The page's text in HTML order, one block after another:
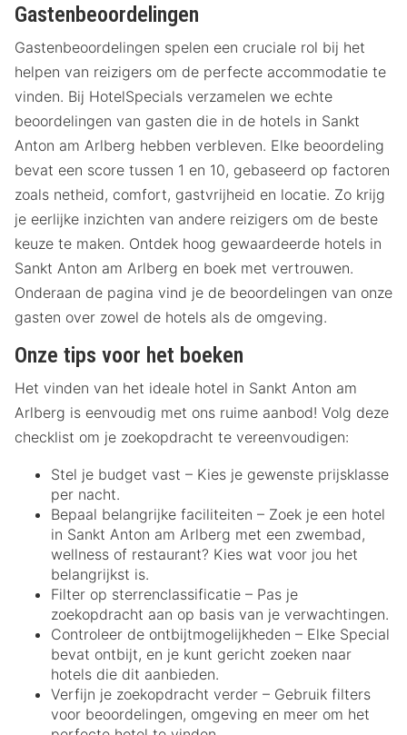
Gastenbeoordelingen
Gastenbeoordelingen spelen een cruciale rol bij het
helpen van reizigers om de perfecte accommodatie te
vinden. Bij HotelSpecials verzamelen we echte
beoordelingen van gasten die in de hotels in Sankt
Anton am Arlberg hebben verbleven. Elke beoordeling
bevat een score tussen 1 en 10, gebaseerd op factoren
zoals netheid, comfort, gastvrijheid en locatie. Zo krijg
je eerlijke inzichten van andere reizigers om de beste
keuze te maken. Ontdek hoog gewaardeerde hotels in
Sankt Anton am Arlberg en boek met vertrouwen.
Onderaan de pagina vind je de beoordelingen van onze
gasten over zowel de hotels als de omgeving.
Onze tips voor het boeken
Het vinden van het ideale hotel in Sankt Anton am
Arlberg is eenvoudig met ons ruime aanbod! Volg deze
checklist om je zoekopdracht te vereenvoudigen:
Stel je budget vast – Kies je gewenste prijsklasse
per nacht.
Bepaal belangrijke faciliteiten – Zoek je een hotel
in Sankt Anton am Arlberg met een zwembad,
wellness of restaurant? Kies wat voor jou het
belangrijkst is.
Filter op sterrenclassificatie – Pas je
zoekopdracht aan op basis van je verwachtingen.
Controleer de ontbijtmogelijkheden – Elke Special
bevat ontbijt, en je kunt gericht zoeken naar
hotels die dit aanbieden.
Verfijn je zoekopdracht verder – Gebruik filters
voor beoordelingen, omgeving en meer om het